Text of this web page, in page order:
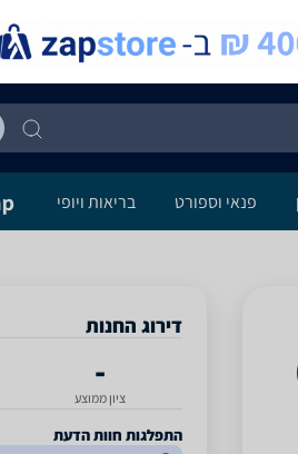
פנאי וספורט בריאות ויופי
דירוג החנות
-
ציון ממוצע
התפלגות חוות הדעת